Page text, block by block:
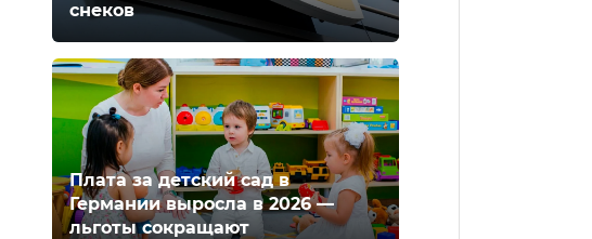
снеков
Плата за детский сад в
Германии выросла в 2026 —
льготы сокращают